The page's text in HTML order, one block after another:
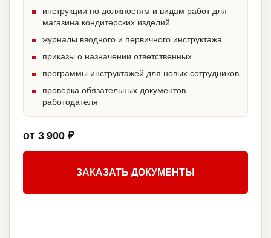
инструкции по должностям и видам работ для
магазина кондитерских изделий
журналы вводного и первичного инструктажа
приказы о назначении ответственных
программы инструктажей для новых сотрудников
проверка обязательных документов
работодателя
от 3 900 ₽
ЗАКАЗАТЬ ДОКУМЕНТЫ